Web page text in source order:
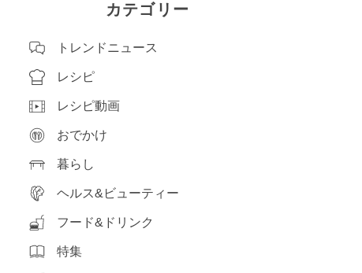
カテゴリー
トレンドニュース
レシピ
レシピ動画
おでかけ
暮らし
ヘルス&ビューティー
フード&ドリンク
特集